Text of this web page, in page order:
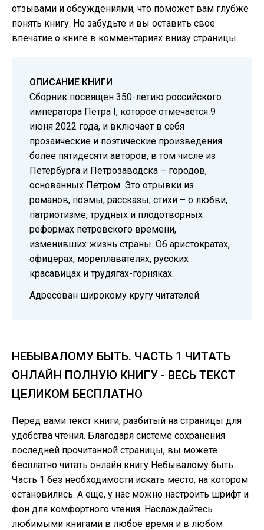
отзывами и обсуждениями, что поможет вам глубже
понять книгу. Не забудьте и вы оставить свое
впечатие о книге в комментариях внизу страницы.
ОПИСАНИЕ КНИГИ
Сборник посвящен 350-летию российского
императора Петра I, которое отмечается 9
июня 2022 года, и включает в себя
прозаические и поэтические произведения
более пятидесяти авторов, в том числе из
Петербурга и Петрозаводска – городов,
основанных Петром. Это отрывки из
романов, поэмы, рассказы, стихи – о любви,
патриотизме, трудных и плодотворных
реформах петровского времени,
изменивших жизнь страны. Об аристократах,
офицерах, мореплавателях, русских
красавицах и трудягах-горняках.
Адресован широкому кругу читателей.
НЕБЫВАЛОМУ БЫТЬ. ЧАСТЬ 1 ЧИТАТЬ
ОНЛАЙН ПОЛНУЮ КНИГУ - ВЕСЬ ТЕКСТ
ЦЕЛИКОМ БЕСПЛАТНО
Перед вами текст книги, разбитый на страницы для
удобства чтения. Благодаря системе сохранения
последней прочитанной страницы, вы можете
бесплатно читать онлайн книгу Небывалому быть.
Часть 1 без необходимости искать место, на котором
остановились. А еще, у нас можно настроить шрифт и
фон для комфортного чтения. Наслаждайтесь
любимыми книгами в любое время и в любом